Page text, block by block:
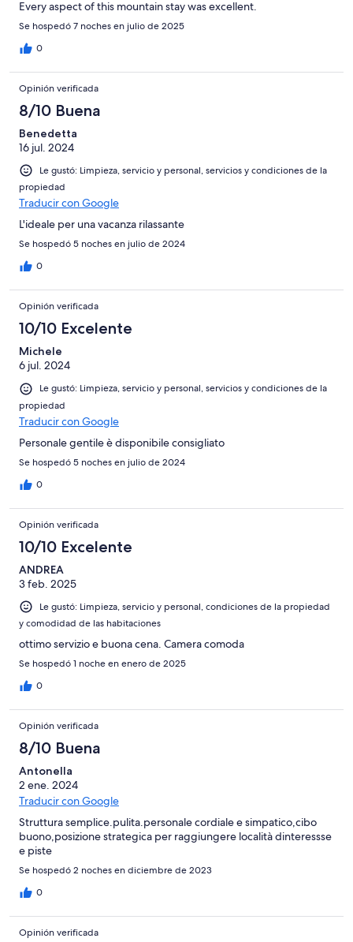
Every aspect of this mountain stay was excellent.
Se hospedó 7 noches en julio de 2025
0
Opinión verificada
8/10 Buena
Benedetta
16 jul. 2024
Le gustó: Limpieza, servicio y personal, servicios y condiciones de la
propiedad
Traducir con Google
L'ideale per una vacanza rilassante
Se hospedó 5 noches en julio de 2024
0
Opinión verificada
10/10 Excelente
Michele
6 jul. 2024
Le gustó: Limpieza, servicio y personal, servicios y condiciones de la
propiedad
Traducir con Google
Personale gentile è disponibile consigliato
Se hospedó 5 noches en julio de 2024
0
Opinión verificada
10/10 Excelente
ANDREA
3 feb. 2025
Le gustó: Limpieza, servicio y personal, condiciones de la propiedad
y comodidad de las habitaciones
ottimo servizio e buona cena. Camera comoda
Se hospedó 1 noche en enero de 2025
0
Opinión verificada
8/10 Buena
Antonella
2 ene. 2024
Traducir con Google
Struttura semplice.pulita.personale cordiale e simpatico,cibo
buono,posizione strategica per raggiungere località dinteressse
e piste
Se hospedó 2 noches en diciembre de 2023
0
Opinión verificada